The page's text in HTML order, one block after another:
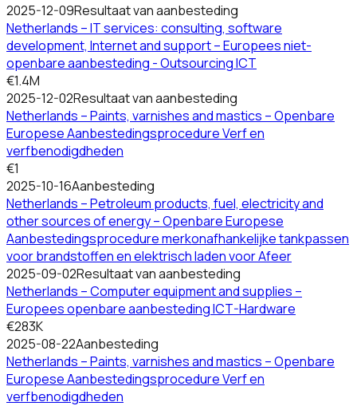
2025-12-09Resultaat van aanbesteding
Netherlands – IT services: consulting, software
development, Internet and support – Europees niet-
openbare aanbesteding - Outsourcing ICT
€1.4M
2025-12-02Resultaat van aanbesteding
Netherlands – Paints, varnishes and mastics – Openbare
Europese Aanbestedingsprocedure Verf en
verfbenodigdheden
€1
2025-10-16Aanbesteding
Netherlands – Petroleum products, fuel, electricity and
other sources of energy – Openbare Europese
Aanbestedingsprocedure merkonafhankelijke tankpassen
voor brandstoffen en elektrisch laden voor Afeer
2025-09-02Resultaat van aanbesteding
Netherlands – Computer equipment and supplies –
Europees openbare aanbesteding ICT-Hardware
€283K
2025-08-22Aanbesteding
Netherlands – Paints, varnishes and mastics – Openbare
Europese Aanbestedingsprocedure Verf en
verfbenodigdheden